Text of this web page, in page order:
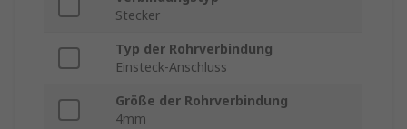
Stecker
Typ der Rohrverbindung
Einsteck-Anschluss
Größe der Rohrverbindung
4mm